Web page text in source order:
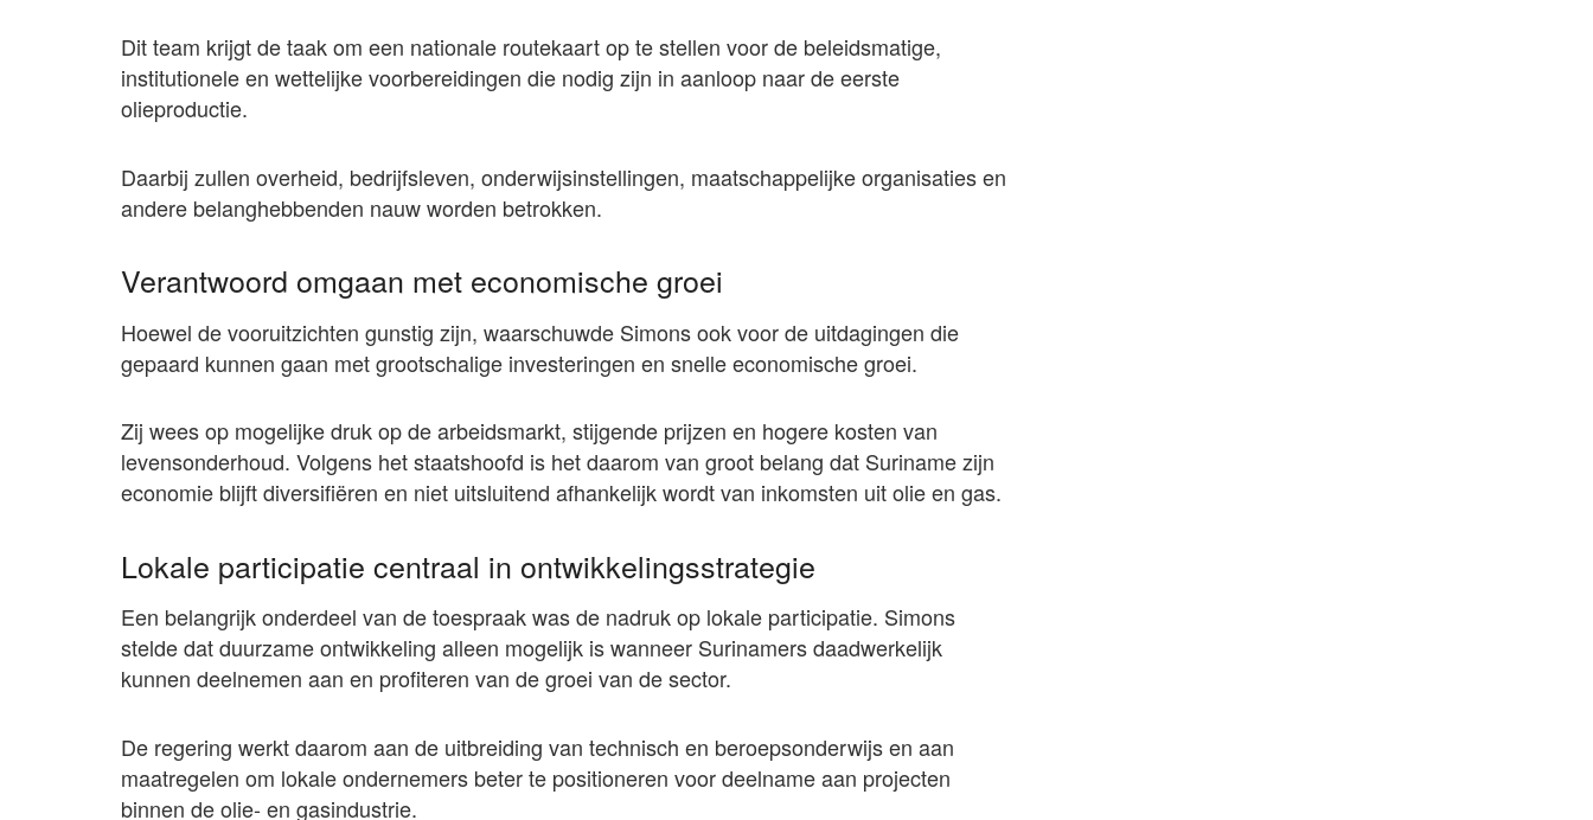
Dit team krijgt de taak om een nationale routekaart op te stellen voor de beleidsmatige,
institutionele en wettelijke voorbereidingen die nodig zijn in aanloop naar de eerste
olieproductie.
Daarbij zullen overheid, bedrijfsleven, onderwijsinstellingen, maatschappelijke organisaties en
andere belanghebbenden nauw worden betrokken.
Verantwoord omgaan met economische groei
Hoewel de vooruitzichten gunstig zijn, waarschuwde Simons ook voor de uitdagingen die
gepaard kunnen gaan met grootschalige investeringen en snelle economische groei.
Zij wees op mogelijke druk op de arbeidsmarkt, stijgende prijzen en hogere kosten van
levensonderhoud. Volgens het staatshoofd is het daarom van groot belang dat Suriname zijn
economie blijft diversifiëren en niet uitsluitend afhankelijk wordt van inkomsten uit olie en gas.
Lokale participatie centraal in ontwikkelingsstrategie
Een belangrijk onderdeel van de toespraak was de nadruk op lokale participatie. Simons
stelde dat duurzame ontwikkeling alleen mogelijk is wanneer Surinamers daadwerkelijk
kunnen deelnemen aan en profiteren van de groei van de sector.
De regering werkt daarom aan de uitbreiding van technisch en beroepsonderwijs en aan
maatregelen om lokale ondernemers beter te positioneren voor deelname aan projecten
binnen de olie- en gasindustrie.